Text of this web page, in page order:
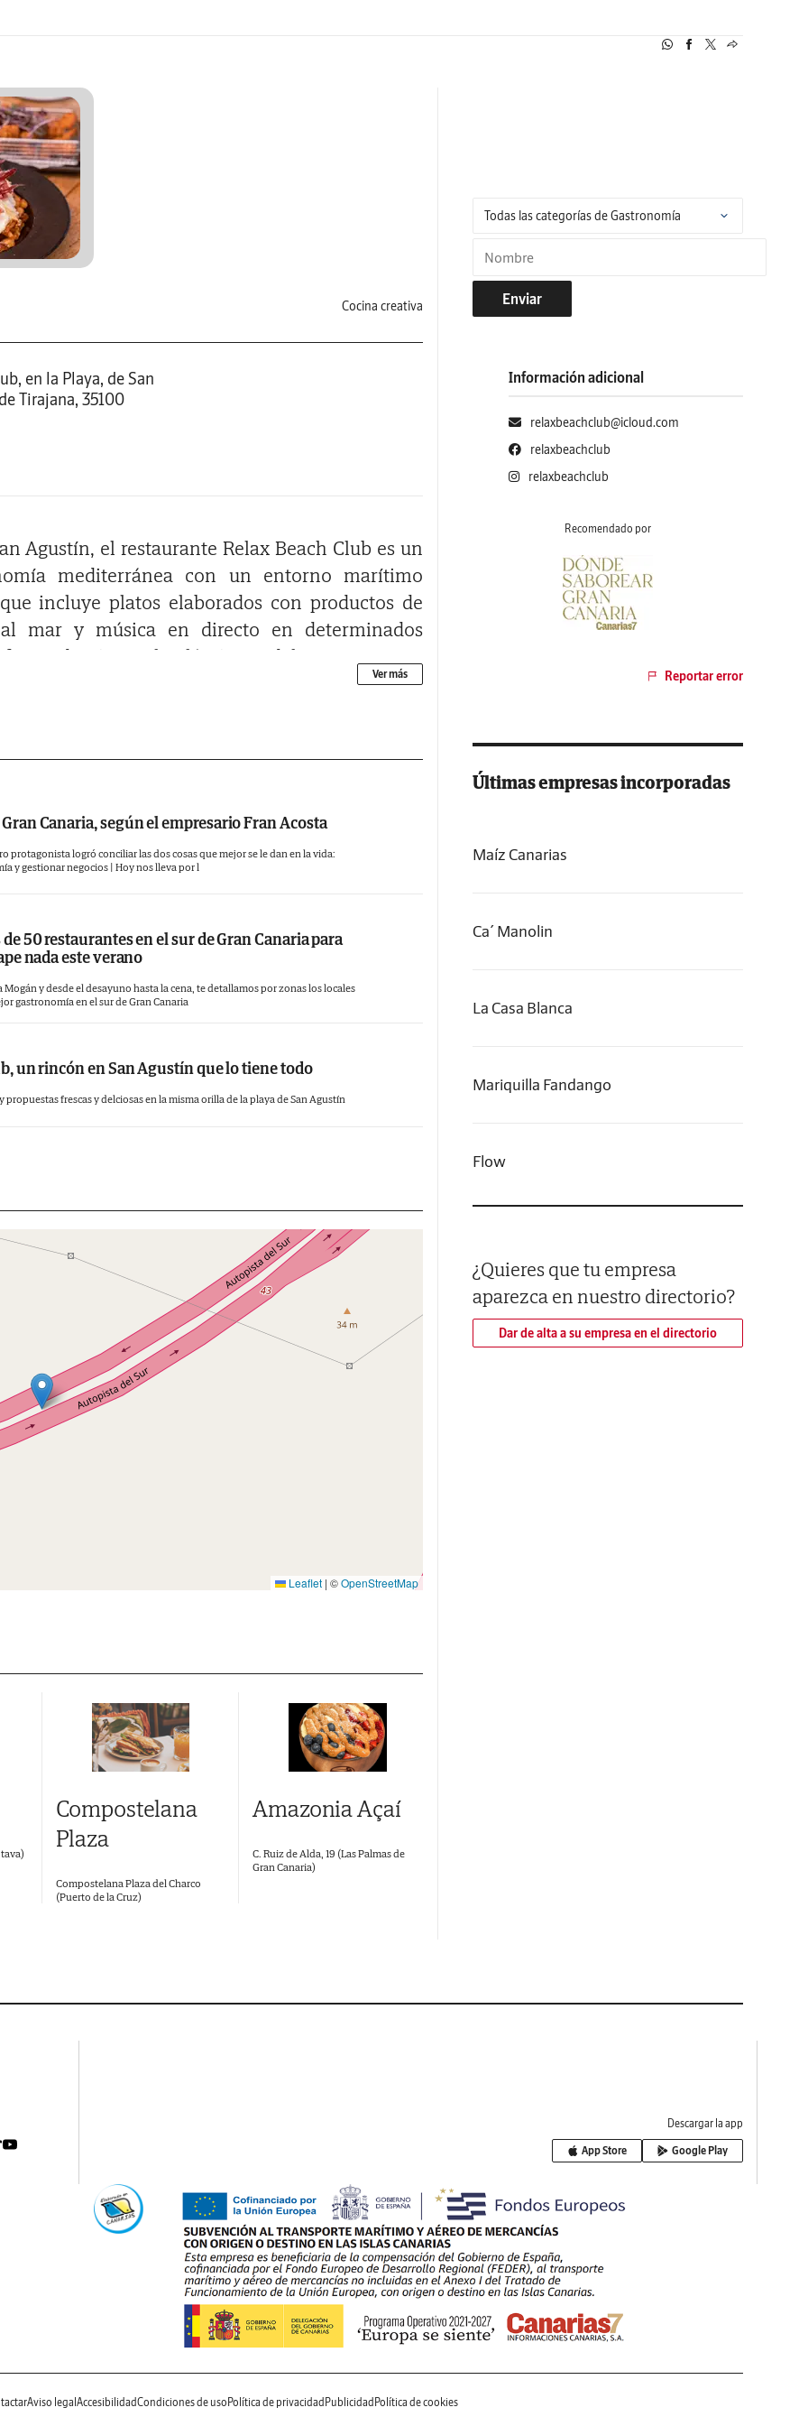
Cocina creativa
en la Playa, de San
Tirajana, 35100
Agustín, el restaurante Relax Beach Club es un
mediterránea con un entorno marítimo
incluye platos elaborados con productos de
mar y música en directo en determinados
de vistas al Atlántico y del paseo costero
espacio para días o noches de ocio en la zona
Ver más
Canaria, según el empresario Fran Acosta
protagonista logró conciliar las dos cosas que mejor se le dan en la vida:
y gestionar negocios | Hoy nos lleva por l
50 restaurantes en el sur de Gran Canaria para
nada este verano
Mogán y desde el desayuno hasta la cena, te detallamos por zonas los locales
gastronomía en el sur de Gran Canaria
un rincón en San Agustín que lo tiene todo
frescas y delciosas en la misma orilla de la playa de San Agustín
Leaflet | ©OpenStreetMap
Compostelana
Plaza
Compostelana Plaza del Charco
(Puerto de la Cruz)
Amazonia Açaí
C. Ruiz de Alda, 19 (Las Palmas de
Gran Canaria)
Enviar
Información adicional
relaxbeachclub@icloud.com
relaxbeachclub
relaxbeachclub
Recomendado por
Reportar error
Últimas empresas incorporadas
Maíz Canarias
Ca´ Manolin
La Casa Blanca
Mariquilla Fandango
Flow
¿Quieres que tu empresa
aparezca en nuestro directorio?
Dar de alta a su empresa en el directorio
Descargar la app
App Store Google Play
Aviso legal AccesibilidadCondiciones de uso Política de privacidad Publicidad Política de cookies